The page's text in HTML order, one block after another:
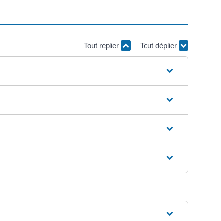
Tout replier Tout déplier